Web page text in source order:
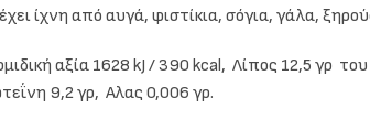
ίχνη από αυγά, φιστίκια, σόγια, γάλα,
αξία 1628 kJ / 390 kcal, Λίπος 12,5 γρ
9,2 γρ, Αλας 0,006 γρ.